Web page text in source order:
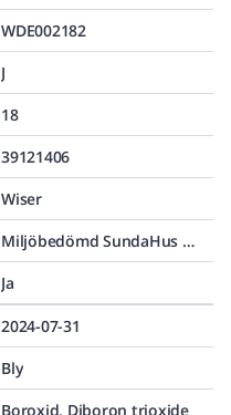
WDE002182
J
18
39121406
Wiser
Miljöbedömd SundaHus C+
Ja
2024-07-31
Bly
Boroxid, Diboron trioxide